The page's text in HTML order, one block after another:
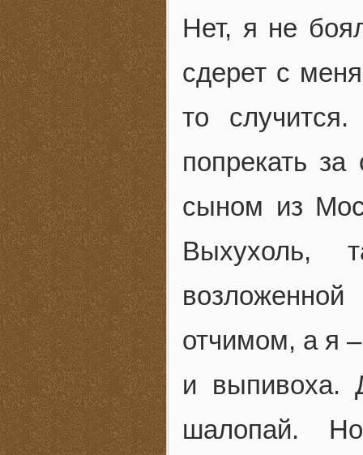
Нет, я не
сдерет с
то
попрекать
сыном из
Выхухоль,
отчимом, а я –
и выпивоха.
шалопай.